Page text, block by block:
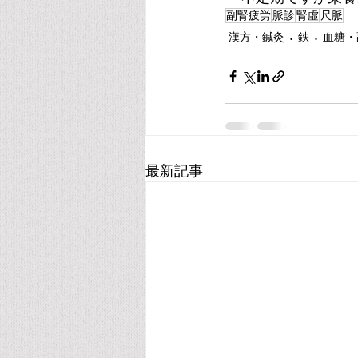
副腎疲労脈診腎虛 尺脈
漢方・鍼灸
鉄 血糖
最新記事